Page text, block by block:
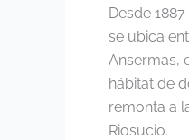
Desde
se ubica
Ansermas,
hábitat de
remonta a
Riosucio.